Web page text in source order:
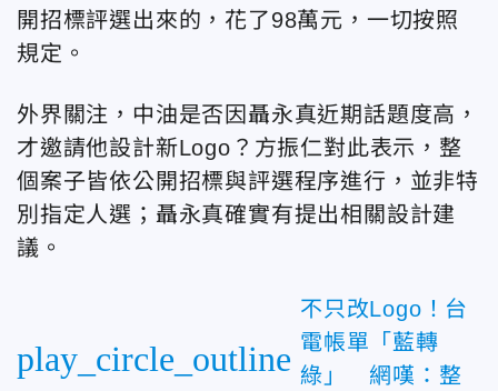
開招標評選出來的，花了98萬元，一切按照
規定。
外界關注，中油是否因聶永真近期話題度高，
才邀請他設計新Logo？方振仁對此表示，整
個案子皆依公開招標與評選程序進行，並非特
別指定人選；聶永真確實有提出相關設計建
議。
play_circle_outline
不只改Logo！台
電帳單「藍轉
綠」 網嘆：整